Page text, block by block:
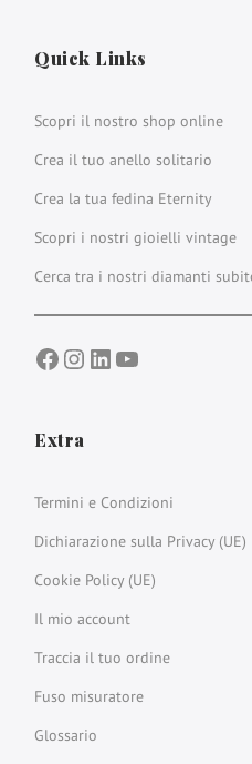
Quick Links
Scopri il nostro shop online
Crea il tuo anello solitario
Crea la tua fedina Eternity
Scopri i nostri gioielli vintage
Cerca tra i nostri diamanti
Facebook
Instagram
LinkedIn
YouTube
Extra
Termini e Condizioni
Dichiarazione sulla Privacy (UE)
Cookie Policy (UE)
Il mio account
Traccia il tuo ordine
Fuso misuratore
Glossario